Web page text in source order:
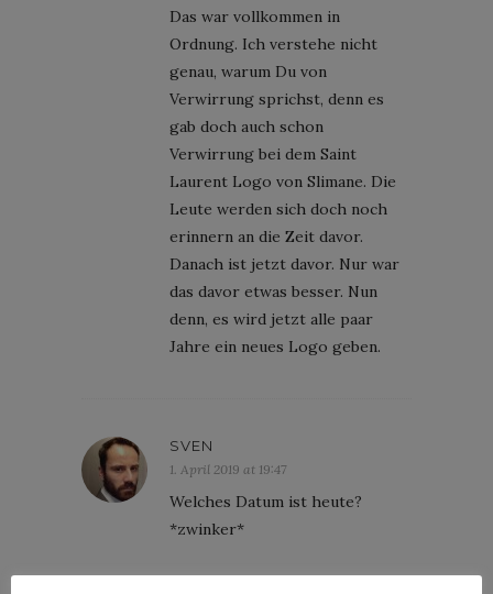
Das war vollkommen in
Ordnung. Ich verstehe nicht
genau, warum Du von
Verwirrung sprichst, denn es
gab doch auch schon
Verwirrung bei dem Saint
Laurent Logo von Slimane. Die
Leute werden sich doch noch
erinnern an die Zeit davor.
Danach ist jetzt davor. Nur war
das davor etwas besser. Nun
denn, es wird jetzt alle paar
Jahre ein neues Logo geben.
SVEN
1. April 2019 at 19:47
Welches Datum ist heute?
*zwinker*